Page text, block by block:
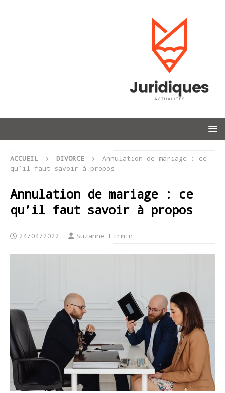
ACCUEIL DIVORCE
Annulation de mariage : ce
qu’il faut savoir à propos
Annulation de mariage : ce
qu’il faut savoir à propos
24/04/2022 Suzanne Firmin